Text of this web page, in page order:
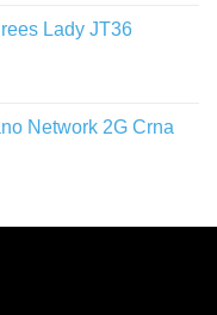
Lady JT36
Network 2G Crna